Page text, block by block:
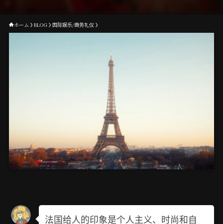
ホーム BLOG 国际娱乐/商务礼仪
法国给人的印象是个人主义、时尚和自